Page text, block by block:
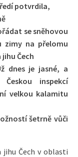
potvrdila,
se sněhovou
zimy na přelomu
Čech
dnes je jasné, a
inspekcí
velkou kalamitu
šetrně vůči
jihu Čech v oblasti